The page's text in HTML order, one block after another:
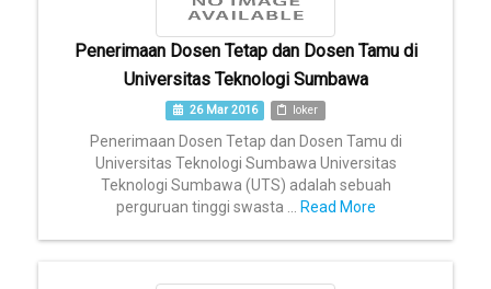
Penerimaan Dosen Tetap dan Dosen Tamu di
Universitas Teknologi Sumbawa
26 Mar 2016 loker
Penerimaan Dosen Tetap dan Dosen Tamu di
Universitas Teknologi Sumbawa Universitas
Teknologi Sumbawa (UTS) adalah sebuah
perguruan tinggi swasta ...
Read More